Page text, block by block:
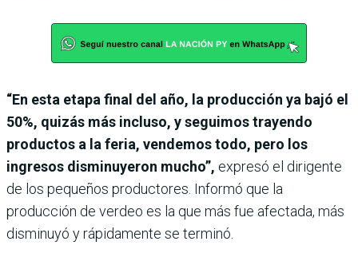
“En esta etapa final del año, la producción ya bajó el
50%, quizás más incluso, y seguimos trayendo
productos a la feria, vendemos todo, pero los
ingresos disminuyeron mucho”, expresó el dirigente
de los pequeños productores. Informó que la
producción de verdeo es la que más fue afectada, más
disminuyó y rápidamente se terminó.